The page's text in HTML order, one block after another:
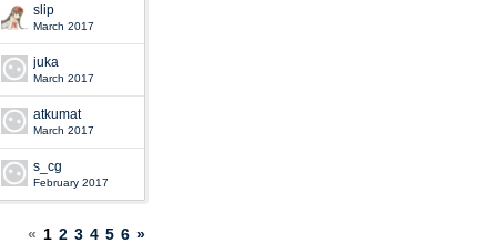
slip
March 2017
juka
March 2017
atkumat
March 2017
s_cg
February 2017
« 1 2 3 4 5 6 »